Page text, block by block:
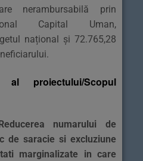
nerambursabilă prin
Capital Uman,
național și 72.765,28
al proiectului/Scopul
numarului de
de saracie si excluziune
marginalizate in care